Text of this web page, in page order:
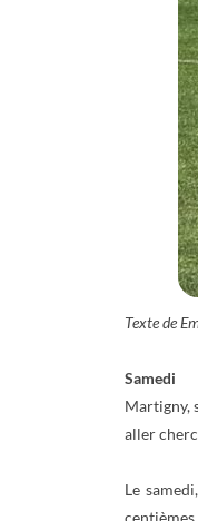
Texte de
Samedi
Martigny,
aller
Le